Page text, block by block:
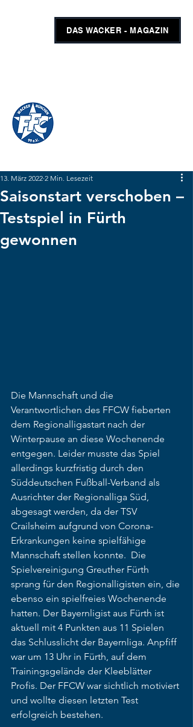
DAS WACKER - MAGAZIN
Saisonstart verschoben –
Testspiel in Fürth
gewonnen
13. März 2022 2 Min. Lesezeit
Die Mannschaft und die
Verantwortlichen des FFCW fieberten
dem Regionalligastart nach der
Winterpause an diese Wochenende
entgegen. Leider musste das Spiel
allerdings kurzfristig durch den
Süddeutschen Fußball-Verband als
Ausrichter der Regionalliga Süd,
abgesagt werden, da der TSV
Crailsheim aufgrund von Corona-
Erkrankungen keine spielfähige
Mannschaft stellen konnte.  Die
Spielvereinigung Greuther Fürth
sprang für den Regionalligisten ein, die
ebenso ein spielfreies Wochenende
hatten. Der Bayernligist aus Fürth ist
aktuell mit 4 Punkten aus 11 Spielen
das Schlusslicht der Bayernliga. Anpfiff
war um 13 Uhr in Fürth, auf dem
Trainingsgelände der Kleeblätter
Profis. Der FFCW war sichtlich motiviert
und wollte diesen letzten Test
erfolgreich bestehen.